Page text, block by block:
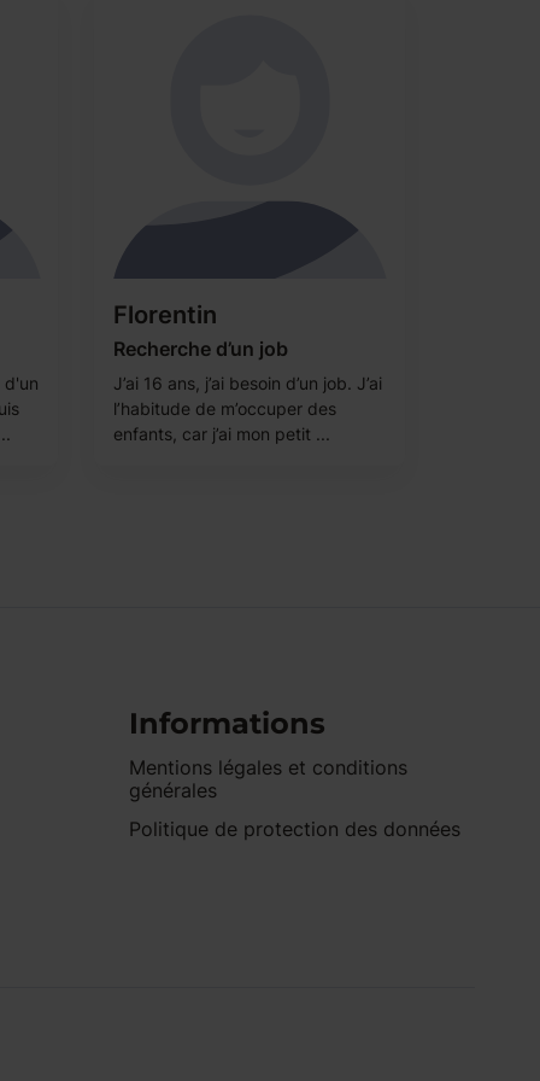
d'un
Florentin
Recherche d’un job
J’ai 16 ans, j’ai besoin d’un job. J’ai
l’habitude de m’occuper des
enfants, car j’ai mon petit ...
Informations
Mentions légales et conditions
générales
Politique de protection des données